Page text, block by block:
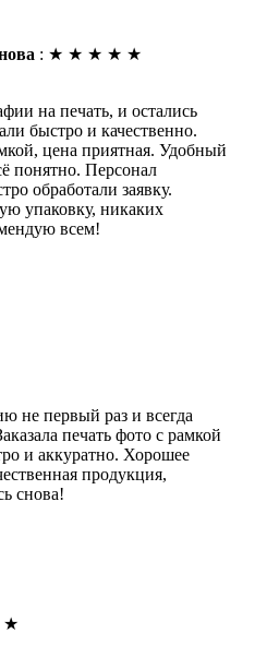
: ★ ★ ★ ★ ★
на печать, и остались
быстро и качественно.
цена приятная. Удобный
понятно. Персонал
обработали заявку.
упаковку, никаких
всем!
не первый раз и всегда
печать фото с рамкой
и аккуратно. Хорошее
продукция,
снова!
★